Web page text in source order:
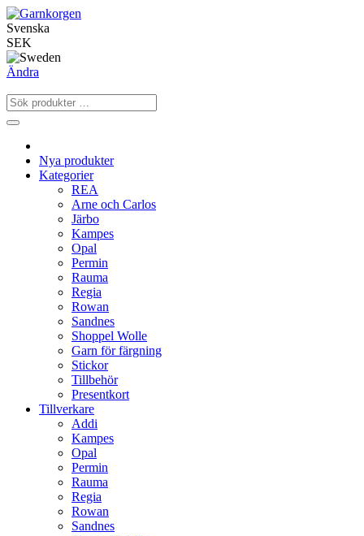
Svenska
SEK
Ändra
Nya produkter
Kategorier
REA
Arne och Carlos
Järbo
Kampes
Opal
Permin
Rauma
Regia
Rowan
Sandnes
Shoppel Wolle
Garn för färgning
Stickor
Tillbehör
Presentkort
Tillverkare
Addi
Kampes
Opal
Permin
Rauma
Regia
Rowan
Sandnes